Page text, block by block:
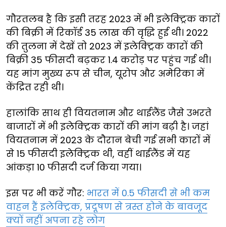
गौरतलब है कि इसी तरह 2023 में भी इलेक्ट्रिक कारों
की बिक्री में रिकॉर्ड 35 लाख की वृद्धि हुई थी। 2022
की तुलना में देखें तो 2023 में इलेक्ट्रिक कारों की
बिक्री 35 फीसदी बढ़कर 1.4 करोड़ पर पहुंच गई थी।
यह मांग मुख्य रूप से चीन, यूरोप और अमेरिका में
केंद्रित रही थी।
हालांकि साथ ही वियतनाम और थाईलैंड जैसे उभरते
बाजारों में भी इलेक्ट्रिक कारों की मांग बढ़ी है। जहां
वियतनाम में 2023 के दौरान बेची गई सभी कारों में
से 15 फीसदी इलेक्ट्रिक थी, वहीं थाईलैंड में यह
आंकड़ा 10 फीसदी दर्ज किया गया।
इस पर भी करें गौर: भारत में 0.5 फीसदी से भी कम
वाहन हैं इलेक्ट्रिक, प्रदूषण से त्रस्त होने के बावजूद
क्यों नहीं अपना रहे लोग